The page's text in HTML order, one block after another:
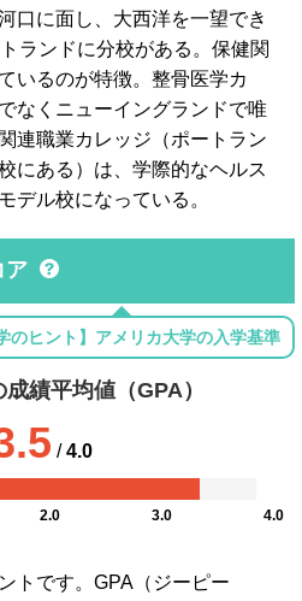
口に面し、大西洋を一望でき
ランドに分校がある。保健関
いるのが特徴。整骨医学カ
なくニューイングランドで唯
連職業カレッジ（ポートラン
にある）は、学際的なヘルス
デル校になっている。
ア
のヒント】アメリカ大学の入学基準
績平均値（GPA）
/4.0
2.0 3.0 4.0
トです。GPA（ジーピー